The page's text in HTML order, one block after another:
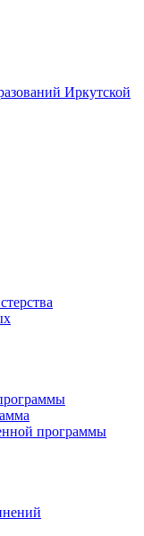
Иркутской
программы